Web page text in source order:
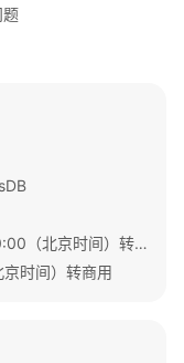
题
Serverless公测结束，于2024/01/19 00:00（北京时间）转商用
时间）转商用